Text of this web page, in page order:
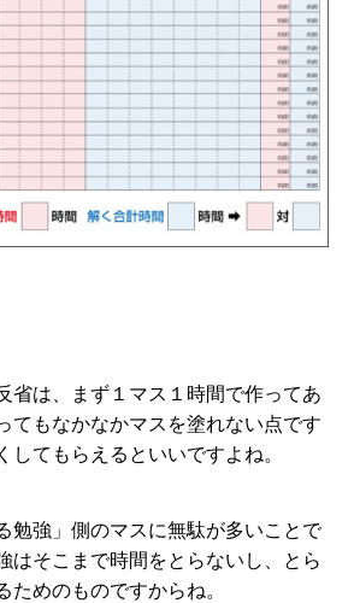
省は、まず１マス１時間で作ってあ
てもなかなかマスを塗れない点です
してもらえるといいですよね。
勉強」側のマスに無駄が多いことで
はそこまで時間をとらないし、とら
ためのものですからね。